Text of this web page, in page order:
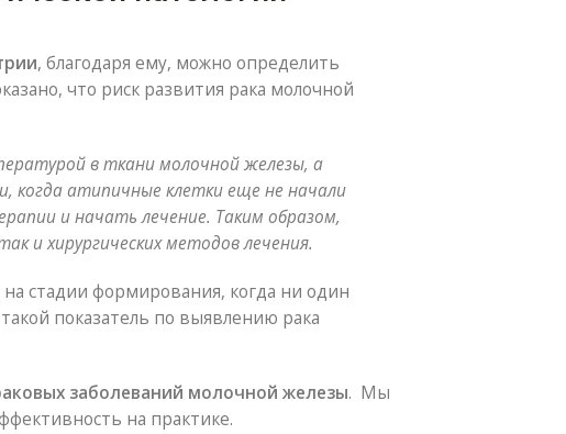
, благодаря ему, можно определить
что риск развития рака молочной
в ткани молочной железы, а
когда атипичные клетки еще не начали
и начать лечение. Таким образом,
и хирургических методов лечения.
стадии формирования, когда ни один
показатель по выявлению рака
заболеваний молочной железы. Мы
на практике.